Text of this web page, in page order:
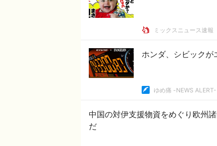
ミックスニュース速報
ホンダ、シビックが
ゆめ痛 -NEWS ALERT-
中国の対伊支援物資をめぐり欧州
だ